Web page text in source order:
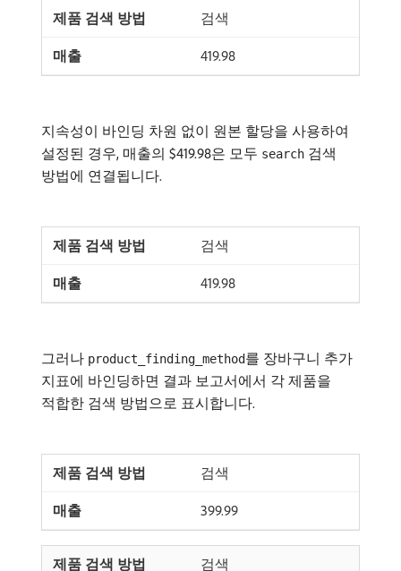
검색
419.98
지속성이 바인딩 차원 없이 원본 할당을 사용하여
설정된 경우, 매출의 $419.98은 모두 search 검색
방법에 연결됩니다.
검색
419.98
그러나 product_finding_method를 장바구니 추가
지표에 바인딩하면 결과 보고서에서 각 제품을
적합한 검색 방법으로 표시합니다.
검색
399.99
검색